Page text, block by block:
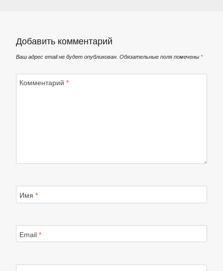
Добавить комментарий
Ваш адрес email не будет опубликован. Обязательные поля помечены *
Комментарий *
Имя *
Email *